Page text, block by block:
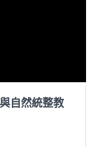
自然統整教